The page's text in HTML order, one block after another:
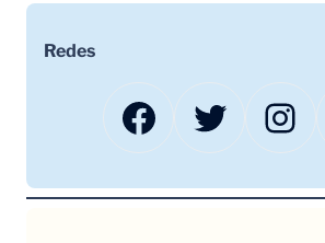
Redes
Facebook Twitter Instagram